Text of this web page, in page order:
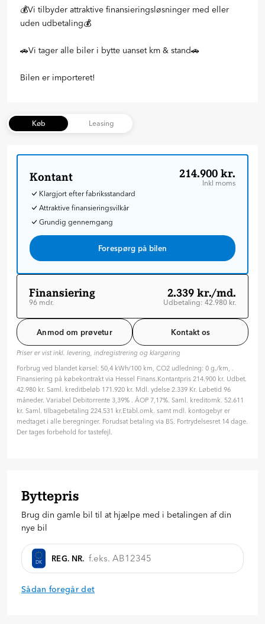
💰Vi tilbyder attraktive finansieringsløsninger med eller
uden udbetaling💰
🚗Vi tager alle biler i bytte uanset km & stand🚗
Bilen er importeret!
Køb Leasing
Kontant 214.900 kr.
Inkl moms
Klargjort efter fabriksstandard
Attraktive finansieringsvilkår
Grundig gennemgang
Forespørg på bilen
Finansiering
96 mdr.
2.339 kr./md.
Udbetaling: 42.980 kr.
Tilpas din aftale
Hvilken type rente ønsker du?
Variabel
Fast
Hvor længe skal finansieringen løbe? (måneder)
96 mdr. ( 8 år )
20%
Anmod om prøvetur Kontakt os
Priser er vist inkl. levering, indregistrering og klargøring
Forbrug ved blandet kørsel: 50,4 kWh/100 km, CO2 udledning: 0 g./km, .
Finansiering på købekontrakt via Hessel Finans.Kontantpris 214.900 kr. Udbet.
42.980 kr. Saml. kreditbeløb 171.920 kr. Mdl. ydelse 2.339 Kr. Løbetid 96
måneder. Variabel Debitorrente 3,39% . ÅOP 7,17%. Saml. kreditomk. 52.611
kr. Saml. tilbagebetaling 224.531 kr.Etabl.omk. samt mdl. kontogebyr er
medtaget i alle beregninger. Forudsat betaling via BS. Fortrydelsesret 14 dage.
Der tages forbehold for tastefejl.
Byttepris
Brug din gamle bil til at hjælpe med i betalingen af din
nye bil
DK REG. NR.
Sådan foregår det